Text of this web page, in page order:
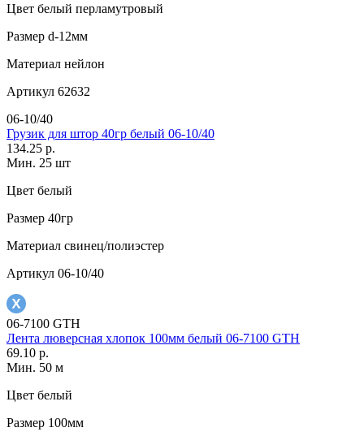
Цвет белый перламутровый
Размер d-12мм
Материал нейлон
Артикул 62632
06-10/40
Грузик для штор 40гр белый 06-10/40
134.25 р.
Мин. 25 шт
Цвет белый
Размер 40гр
Материал свинец/полиэстер
Артикул 06-10/40
06-7100 GTH
Лента люверсная хлопок 100мм белый 06-7100 GTH
69.10 р.
Мин. 50 м
Цвет белый
Размер 100мм